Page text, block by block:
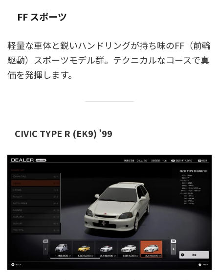
FF スポーツ
軽量な車体と鋭いハンドリングが持ち味のFF（前輪
駆動）スポーツモデル群。テクニカルなコースで真
価を発揮します。
CIVIC TYPE R (EK9) ’99